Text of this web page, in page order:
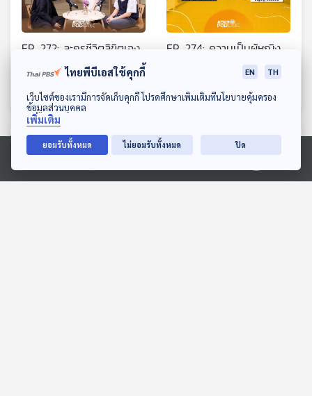
ดาวน์โหลด Thai PBS Podcast Application
Ⓒ 2020 องค์การกระจายเสียงและแพร่ภาพสาธารณะแห่งประเทศไทย
EP. 272: ละครชีวิตลิขิตเอง
EP. 274: ความเป็นผู้หญิง
ศิลปะ ในชายแดนใต้
The Active Podcast
ตอนที่เกี่ยวข้อง
ไทยพีบีเอสใช้คุกกี้ EN TH
เว็บไซต์ของเรามีการจัดเก็บคุกกี้ โปรดศึกษาเพิ่มเติมที่นโยบายคุ้มครอง
ข้อมูลส่วนบุคคล
เพิ่มเติม
ยอมรับทั้งหมด ไม่ยอมรับทั้งหมด ปิด